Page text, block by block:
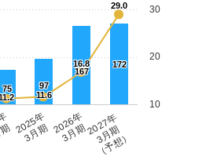
2025年
3月期 2026年
3月期2027年
3月期
（予想）
10
20
30
75 97
167
172
11.6
16.8
29.0